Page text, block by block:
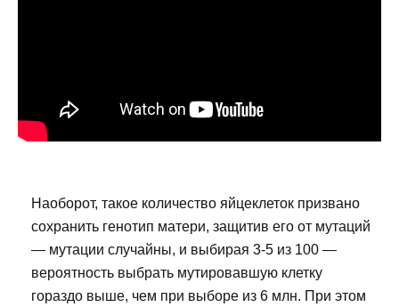
Наоборот, такое количество яйцеклеток призвано
сохранить генотип матери, защитив его от мутаций
— мутации случайны, и выбирая 3-5 из 100 —
вероятность выбрать мутировавшую клетку
гораздо выше, чем при выборе из 6 млн. При этом